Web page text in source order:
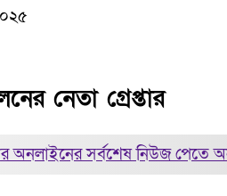
নেতা গ্রেপ্তার
অনলাইনের সর্বশেষ নিউজ